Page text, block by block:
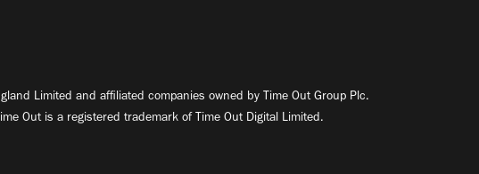
Limited and affiliated companies owned by Time Out Group Plc.
Out is a registered trademark of Time Out Digital Limited.